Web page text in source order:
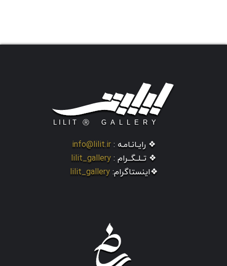
❖ رایـانـامـه : info@lilit.ir
❖ تــلــگــرام : lilit_gallery
❖اینستاگرام: lilit_gallery